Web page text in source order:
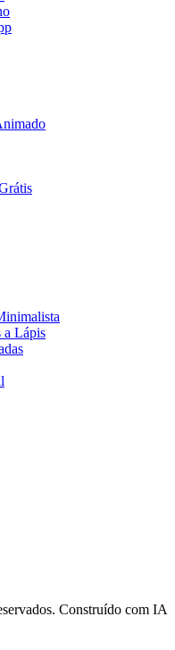
a Lápis
Construído com IA